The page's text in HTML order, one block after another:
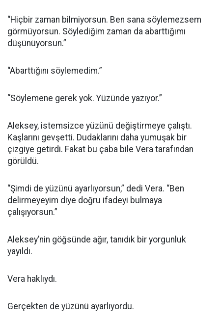
“Hiçbir zaman bilmiyorsun. Ben sana söylemezsem
görmüyorsun. Söylediğim zaman da abarttığımı
düşünüyorsun.”
“Abarttığını söylemedim.”
“Söylemene gerek yok. Yüzünde yazıyor.”
Aleksey, istemsizce yüzünü değiştirmeye çalıştı.
Kaşlarını gevşetti. Dudaklarını daha yumuşak bir
çizgiye getirdi. Fakat bu çaba bile Vera tarafından
görüldü.
“Şimdi de yüzünü ayarlıyorsun,” dedi Vera. “Ben
delirmeyeyim diye doğru ifadeyi bulmaya
çalışıyorsun.”
Aleksey’nin göğsünde ağır, tanıdık bir yorgunluk
yayıldı.
Vera haklıydı.
Gerçekten de yüzünü ayarlıyordu.